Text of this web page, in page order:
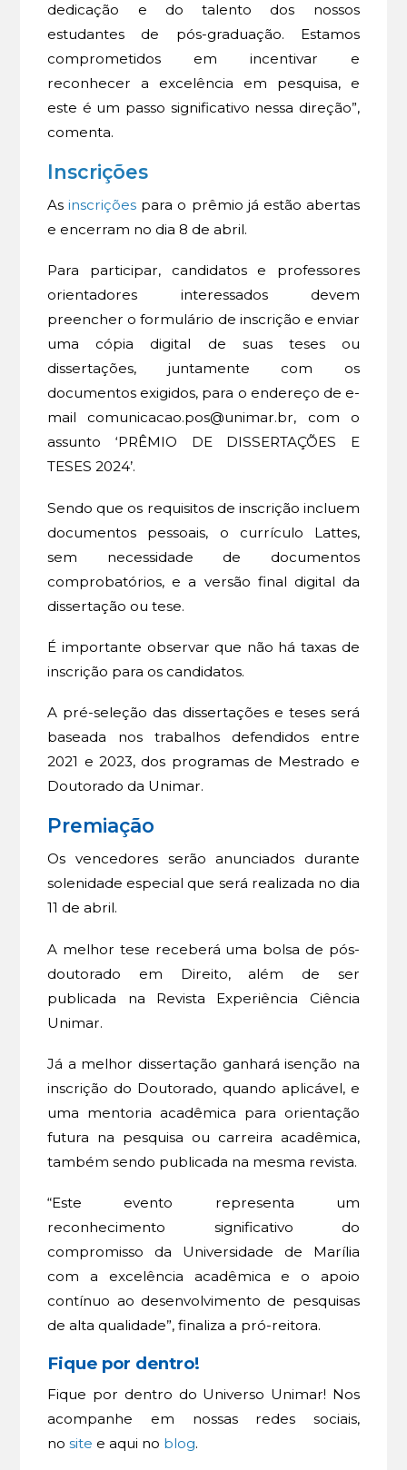
dedicação e do talento dos nossos
estudantes de pós-graduação. Estamos
comprometidos em incentivar e
reconhecer a excelência em pesquisa, e
este é um passo significativo nessa direção”,
comenta.
Inscrições
Asinscrições para o prêmio já estão abertas
e encerram no dia 8 de abril.
Para participar, candidatos e professores
orientadores interessados devem
preencher o formulário de inscrição e enviar
uma cópia digital de suas teses ou
dissertações, juntamente com os
documentos exigidos, para o endereço de e-
mail comunicacao.pos@unimar.br, com o
assunto ‘PRÊMIO DE DISSERTAÇÕES E
TESES 2024’.
Sendo que os requisitos de inscrição incluem
documentos pessoais, o currículo Lattes,
sem necessidade de documentos
comprobatórios, e a versão final digital da
dissertação ou tese.
É importante observar que não há taxas de
inscrição para os candidatos.
A pré-seleção das dissertações e teses será
baseada nos trabalhos defendidos entre
2021 e 2023, dos programas de Mestrado e
Doutorado da Unimar.
Premiação
Os vencedores serão anunciados durante
solenidade especial que será realizada no dia
11 de abril.
A melhor tese receberá uma bolsa de pós-
doutorado em Direito, além de ser
publicada na Revista Experiência Ciência
Unimar.
Já a melhor dissertação ganhará isenção na
inscrição do Doutorado, quando aplicável, e
uma mentoria acadêmica para orientação
futura na pesquisa ou carreira acadêmica,
também sendo publicada na mesma revista.
“Este evento representa um
reconhecimento significativo do
compromisso da Universidade de Marília
com a excelência acadêmica e o apoio
contínuo ao desenvolvimento de pesquisas
de alta qualidade”, finaliza a pró-reitora.
Fique por dentro!
Fique por dentro do Universo Unimar! Nos
acompanhe em nossas redes sociais,
nosite e aqui no blog.